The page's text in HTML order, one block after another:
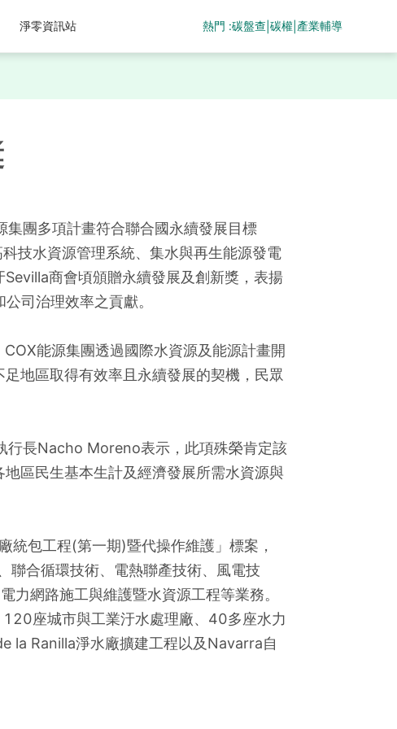
淨零資訊站 熱門 :碳盤查 碳權| 產業輔導
集團多項計畫符合聯合國永續發展目標
技水資源管理系統、集水與再生能源發電
商會頃頒贈永續發展及創新獎，表揚
司治理效率之貢獻。
能源集團透過國際水資源及能源計畫開
地區取得有效率且永續發展的契機，民眾
行長Nacho Moreno表示，此項殊榮肯定該
區民生基本生計及經濟發展所需水資源與
包工程(第一期)暨代操作維護」標案，
合循環技術、電熱聯產技術、風電技
網路施工與維護暨水資源工程等業務。
座城市與工業汙水處理廠、40多座水力
la Ranilla淨水廠擴建工程以及Navarra自